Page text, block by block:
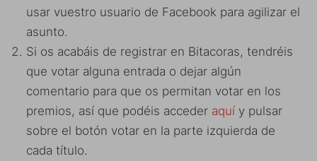
usar vuestro usuario de Facebook para agilizar el
asunto.
Si os acabáis de registrar en Bitacoras, tendréis
que votar alguna entrada o dejar algún
comentario para que os permitan votar en los
premios, así que podéis acceder aquí y pulsar
sobre el botón votar en la parte izquierda de
cada título.